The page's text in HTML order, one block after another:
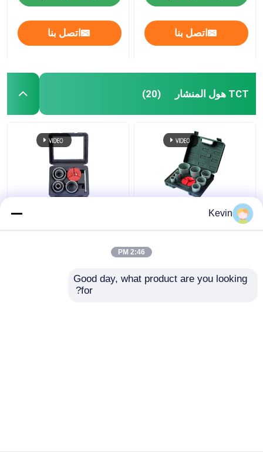
اتصل بنا اتصل بنا
TCT هول المنشار (20)
9 قطعة من كربيد
Kevin
2:46 PM
Good day, what product are you looking
for?